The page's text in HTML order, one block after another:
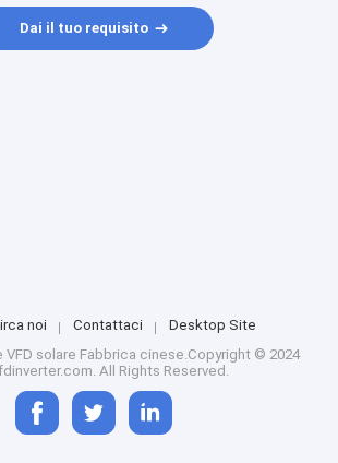
Dai il tuo requisito
noi Contattaci
Desktop Site
VFD solare Fabbrica cinese.Copyright © 2024
All Rights Reserved.